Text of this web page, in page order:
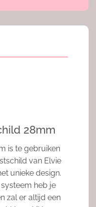
28mm
is te gebruiken
van Elvie
unieke design.
heb je
zal er altijd een